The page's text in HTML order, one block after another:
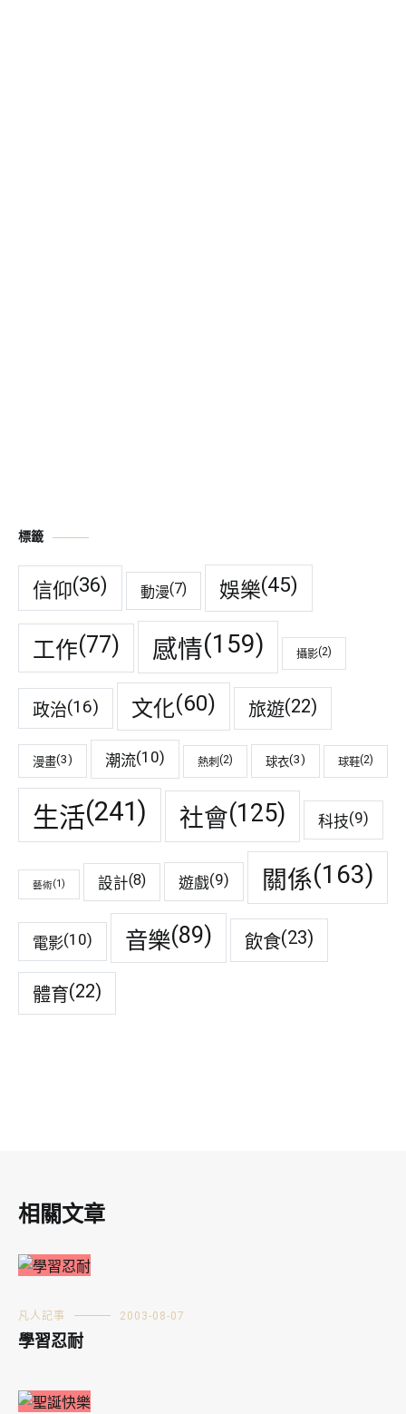
標籤
信仰(36) 動漫(7) 娛樂(45)
工作(77) 感情(159) 攝影(2)
政治(16) 文化(60) 旅遊(22)
漫畫(3) 潮流(10) 熱刺 (2) 球衣(3) 球鞋(2)
生活(241) 社會(125) 科技(9)
藝術(1) 設計(8) 遊戲(9) 關係(163)
電影(10) 音樂(89) 飲食(23)
體育(22)
相關文章
凡人記事 2003-08-07
學習忍耐